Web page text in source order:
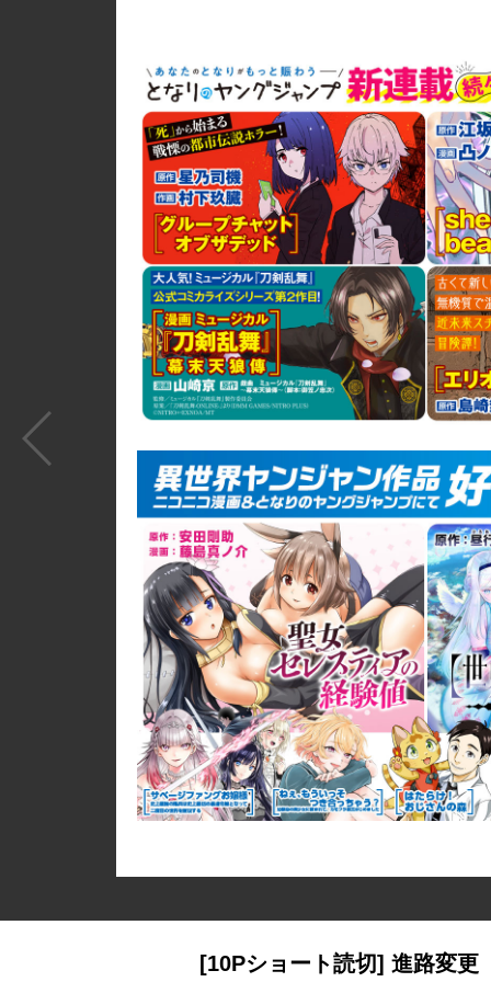
[10Pショート読切] 進路変更